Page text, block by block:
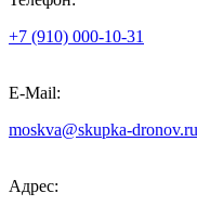
+7 (910) 000-10-31
E-Mail:
moskva@skupka-dronov.ru
Адрес: